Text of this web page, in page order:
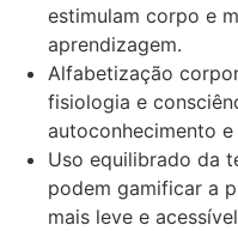
estimulam corpo e
aprendizagem.
Alfabetização
fisiologia e
autoconhecimento
Uso equilibrado da
podem gamificar a
mais leve e